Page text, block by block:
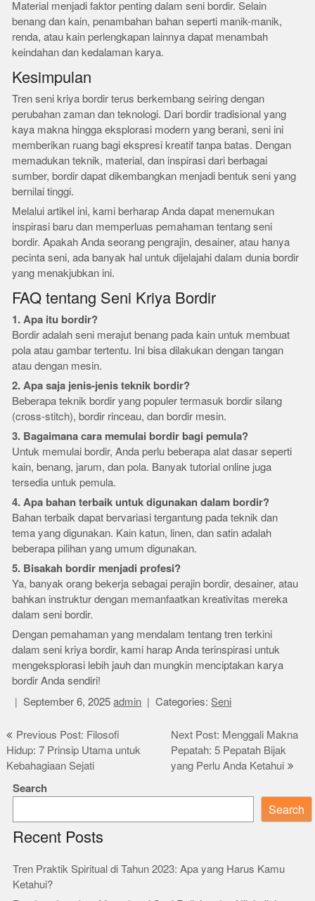
Material menjadi faktor penting dalam seni bordir. Selain
benang dan kain, penambahan bahan seperti manik-manik,
renda, atau kain perlengkapan lainnya dapat menambah
keindahan dan kedalaman karya.
Kesimpulan
Tren seni kriya bordir terus berkembang seiring dengan
perubahan zaman dan teknologi. Dari bordir tradisional yang
kaya makna hingga eksplorasi modern yang berani, seni ini
memberikan ruang bagi ekspresi kreatif tanpa batas. Dengan
memadukan teknik, material, dan inspirasi dari berbagai
sumber, bordir dapat dikembangkan menjadi bentuk seni yang
bernilai tinggi.
Melalui artikel ini, kami berharap Anda dapat menemukan
inspirasi baru dan memperluas pemahaman tentang seni
bordir. Apakah Anda seorang pengrajin, desainer, atau hanya
pecinta seni, ada banyak hal untuk dijelajahi dalam dunia bordir
yang menakjubkan ini.
FAQ tentang Seni Kriya Bordir
1. Apa itu bordir?
Bordir adalah seni merajut benang pada kain untuk membuat
pola atau gambar tertentu. Ini bisa dilakukan dengan tangan
atau dengan mesin.
2. Apa saja jenis-jenis teknik bordir?
Beberapa teknik bordir yang populer termasuk bordir silang
(cross-stitch), bordir rinceau, dan bordir mesin.
3. Bagaimana cara memulai bordir bagi pemula?
Untuk memulai bordir, Anda perlu beberapa alat dasar seperti
kain, benang, jarum, dan pola. Banyak tutorial online juga
tersedia untuk pemula.
4. Apa bahan terbaik untuk digunakan dalam bordir?
Bahan terbaik dapat bervariasi tergantung pada teknik dan
tema yang digunakan. Kain katun, linen, dan satin adalah
beberapa pilihan yang umum digunakan.
5. Bisakah bordir menjadi profesi?
Ya, banyak orang bekerja sebagai perajin bordir, desainer, atau
bahkan instruktur dengan memanfaatkan kreativitas mereka
dalam seni bordir.
Dengan pemahaman yang mendalam tentang tren terkini
dalam seni kriya bordir, kami harap Anda terinspirasi untuk
mengeksplorasi lebih jauh dan mungkin menciptakan karya
bordir Anda sendiri!
September 6, 2025 admin Categories:Seni
Post
navigation
Previous Post: Filosofi
Hidup: 7 Prinsip Utama untuk
Kebahagiaan Sejati
Next Post: Menggali Makna
Pepatah: 5 Pepatah Bijak
yang Perlu Anda Ketahui
Search
Search
Recent Posts
Tren Praktik Spiritual di Tahun 2023: Apa yang Harus Kamu
Ketahui?